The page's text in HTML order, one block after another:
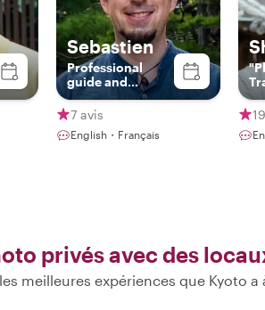
Sebastien
Professional
guide and
Bamboo Flute
Player
7 avis
English・Français
privés avec des
meilleures expériences que Kyoto a